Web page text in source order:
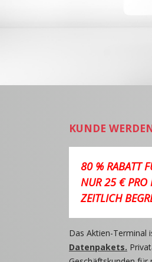
KUNDE
80 % RABATT
NUR 25 € PRO
ZEITLICH
Das Aktien-Terminal
Datenpakets.